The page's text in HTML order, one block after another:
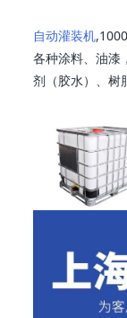
自动灌装机
各种涂料、油漆
剂（胶水）、树